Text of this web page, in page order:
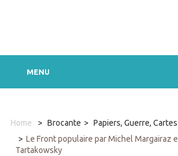
MENU
Home > Brocante > Papiers, Guerre,
> Le Front populaire par Michel Margairaz
Tartakowsky